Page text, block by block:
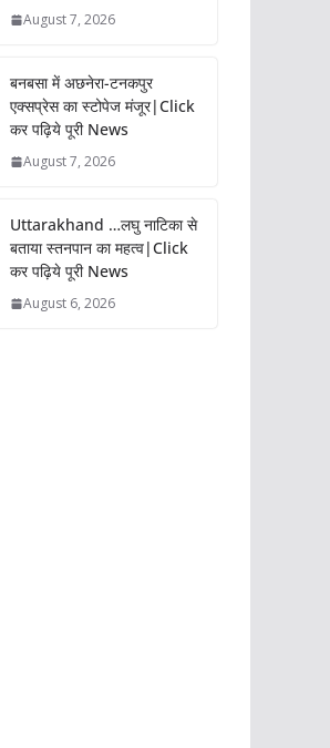
August 7, 2026
बनबसा में अछनेरा-टनकपुर
एक्सप्रेस का स्टोपेज मंजूर|Click
कर पढ़िये पूरी News
August 7, 2026
Uttarakhand …लघु नाटिका से
बताया स्तनपान का महत्व|Click
कर पढ़िये पूरी News
August 6, 2026